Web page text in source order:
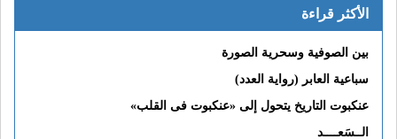
الأكثر قراءة
بين الصوفية وسحرية الصورة
سباعية العابر (رواية العدد)
عنكبوت التاريخ يتحول إلى «عنكبوت فى القلب»
الــسَعــــد